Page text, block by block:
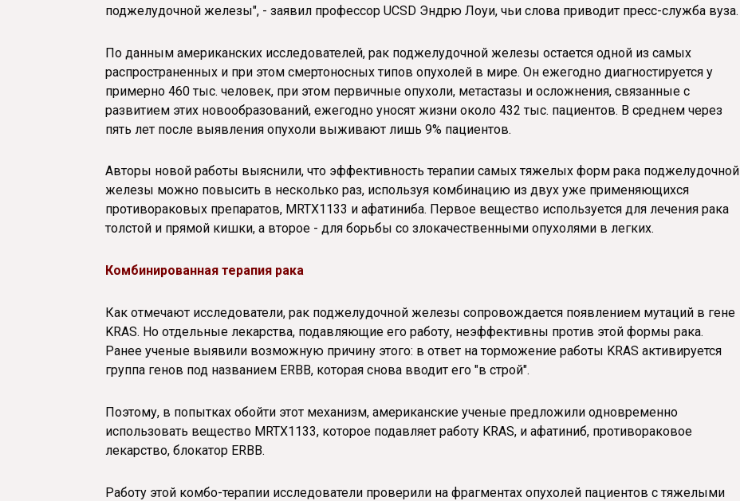
поджелудочной железы", - заявил профессор UCSD Эндрю Лоуи, чьи слова приводит пресс-служба вуза.
По данным американских исследователей, рак поджелудочной железы остается одной из самых
распространенных и при этом смертоносных типов опухолей в мире. Он ежегодно диагностируется у
примерно 460 тыс. человек, при этом первичные опухоли, метастазы и осложнения, связанные с
развитием этих новообразований, ежегодно уносят жизни около 432 тыс. пациентов. В среднем через
пять лет после выявления опухоли выживают лишь 9% пациентов.
Авторы новой работы выяснили, что эффективность терапии самых тяжелых форм рака поджелудочной
железы можно повысить в несколько раз, используя комбинацию из двух уже применяющихся
противораковых препаратов, MRTX1133 и афатиниба. Первое вещество используется для лечения рака
толстой и прямой кишки, а второе - для борьбы со злокачественными опухолями в легких.
Комбинированная терапия рака
Как отмечают исследователи, рак поджелудочной железы сопровождается появлением мутаций в гене
KRAS. Но отдельные лекарства, подавляющие его работу, неэффективны против этой формы рака.
Ранее ученые выявили возможную причину этого: в ответ на торможение работы KRAS активируется
группа генов под названием ERBB, которая снова вводит его "в строй".
Поэтому, в попытках обойти этот механизм, американские ученые предложили одновременно
использовать вещество MRTX1133, которое подавляет работу KRAS, и афатиниб, противораковое
лекарство, блокатор ERBB.
Работу этой комбо-терапии исследователи проверили на фрагментах опухолей пациентов с тяжелыми